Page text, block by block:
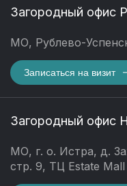
Загородный офис
МО, Рублево-
Записаться на визит
Загородный офис
МО, г. о. Истра, д.
стр. 9, ТЦ Estate Mall